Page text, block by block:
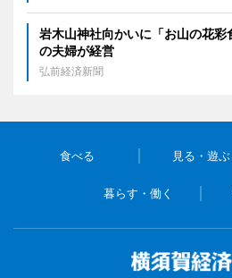
岩木山神社向かいに「お山の花
の夫婦が経営
弘前経済新聞
食べる 見る・遊ぶ
暮らす・働く